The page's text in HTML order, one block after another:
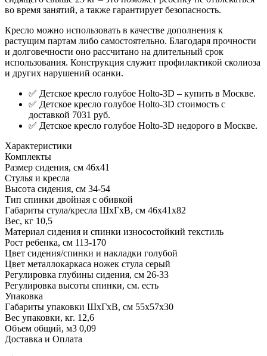
во время занятий, а также гарантирует безопасность.
Кресло можно использовать в качестве дополнения к
растущим партам либо самостоятельно. Благодаря прочности
и долговечности оно рассчитано на длительный срок
использования. Конструкция служит профилактикой сколиоза
и других нарушений осанки.
✅ Детское кресло голубое Holto-3D – купить в Москве.
✅ Детское кресло голубое Holto-3D стоимость с
доставкой 7031 руб.
✅ Детское кресло голубое Holto-3D недорого в Москве.
Характеристики
Комплекты
Размер сидения, см 46х41
Стулья и кресла
Высота сидения, см 34-54
Тип спинки двойная с обивкой
Габариты стула/кресла ШхГхВ, см 46х41х82
Вес, кг 10,5
Материал сидения и спинки износостойкий текстиль
Рост ребенка, см 113-170
Цвет сидения/спинки и накладки голубой
Цвет металлокаркаса ножек стула серый
Регулировка глубины сидения, см 26-33
Регулировка высоты спинки, см. есть
Упаковка
Габариты упаковки ШхГхВ, см 55х57х30
Вес упаковки, кг. 12,6
Объем общий, м3 0,09
Доставка и Оплата